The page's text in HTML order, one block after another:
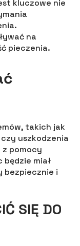
kluczowe nie
na
pieczenia.
takich jak
uszkodzenia
pomocy
miał
bezpiecznie i
SIĘ DO